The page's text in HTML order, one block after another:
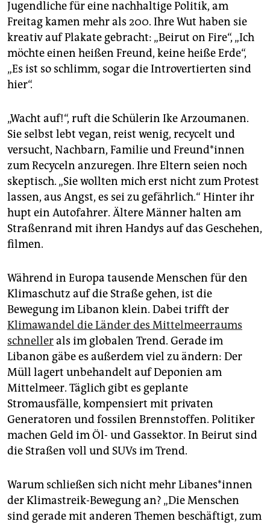
Jugendliche für eine nachhaltige Politik, am
Freitag kamen mehr als 200. Ihre Wut haben sie
kreativ auf Plakate gebracht: „Beirut on Fire“, „Ich
möchte einen heißen Freund, keine heiße Erde“,
„Es ist so schlimm, sogar die Introvertierten sind
hier“.
„Wacht auf!“, ruft die Schülerin Ike Arzoumanen.
Sie selbst lebt vegan, reist wenig, recycelt und
versucht, Nachbarn, Familie und Freund*innen
zum Recyceln anzuregen. Ihre Eltern seien noch
skeptisch. „Sie wollten mich erst nicht zum Protest
lassen, aus Angst, es sei zu gefährlich.“ Hinter ihr
hupt ein Autofahrer. Ältere Männer halten am
Straßenrand mit ihren Handys auf das Geschehen,
filmen.
Während in Europa tausende Menschen für den
Klimaschutz auf die Straße gehen, ist die
Bewegung im Libanon klein. Dabei trifft der
Klimawandel die Länder des Mittelmeerraums
schnellerals im globalen Trend. Gerade im
Libanon gäbe es außerdem viel zu ändern: Der
Müll lagert unbehandelt auf Deponien am
Mittelmeer. Täglich gibt es geplante
Stromausfälle, kompensiert mit privaten
Generatoren und fossilen Brennstoffen. Politiker
machen Geld im Öl- und Gassektor. In Beirut sind
die Straßen voll und SUVs im Trend.
Warum schließen sich nicht mehr Libanes*innen
der Klimastreik-Bewegung an? „Die Menschen
sind gerade mit anderen Themen beschäftigt, zum